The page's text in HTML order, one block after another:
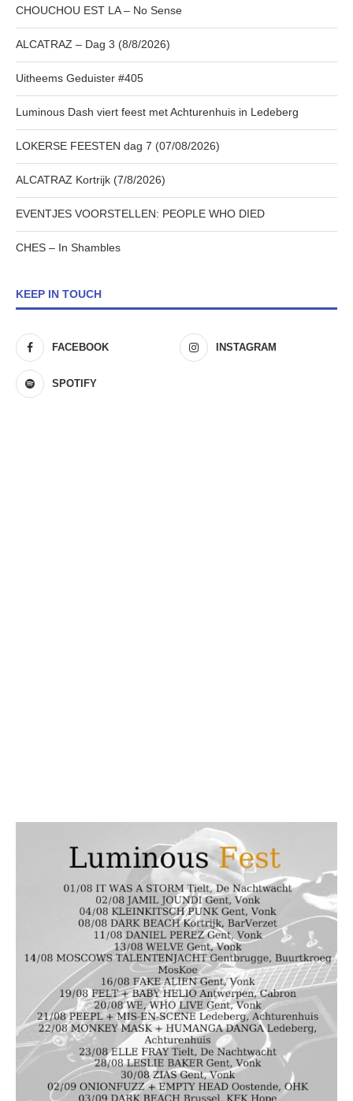
CHOUCHOU EST LA – No Sense
ALCATRAZ – Dag 3 (8/8/2026)
Uitheems Geduister #405
Luminous Dash viert feest met Achturenhuis in Ledeberg
LOKERSE FEESTEN dag 7 (07/08/2026)
ALCATRAZ Kortrijk (7/8/2026)
EVENTJES VOORSTELLEN: PEOPLE WHO DIED
CHES – In Shambles
KEEP IN TOUCH
FACEBOOK INSTAGRAM
SPOTIFY